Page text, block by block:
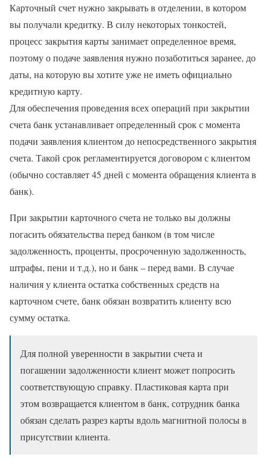
Карточный счет нужно закрывать в отделении, в котором
вы получали кредитку. В силу некоторых тонкостей,
процесс закрытия карты занимает определенное время,
поэтому о подаче заявления нужно позаботиться заранее, до
даты, на которую вы хотите уже не иметь официально
кредитную карту.
Для обеспечения проведения всех операций при закрытии
счета банк устанавливает определенный срок с момента
подачи заявления клиентом до непосредственного закрытия
счета. Такой срок регламентируется договором с клиентом
(обычно составляет 45 дней с момента обращения клиента в
банк).
При закрытии карточного счета не только вы должны
погасить обязательства перед банком (в том числе
задолженность, проценты, просроченную задолженность,
штрафы, пени и т.д.), но и банк – перед вами. В случае
наличия у клиента остатка собственных средств на
карточном счете, банк обязан возвратить клиенту всю
сумму остатка.
Для полной уверенности в закрытии счета и
погашении задолженности клиент может попросить
соответствующую справку. Пластиковая карта при
этом возвращается клиентом в банк, сотрудник банка
обязан сделать разрез карты вдоль магнитной полосы в
присутствии клиента.